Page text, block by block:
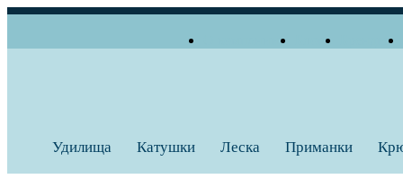
Удилища Катушки Леска Приманки